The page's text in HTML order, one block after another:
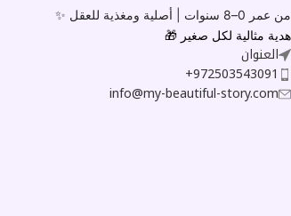
من عمر 0–8 سنوات |
أصلية ومغذية للعقل ✨
هدية مثالية لكل صغير 🎁
العنوان
972503543091+
info@my-beautiful-story.com